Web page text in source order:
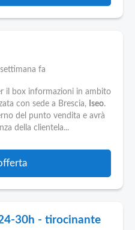
fa
il box informazioni in ambito
con sede a Brescia, Iseo.
del punto vendita e avrà
della clientela...
30h - tirocinante